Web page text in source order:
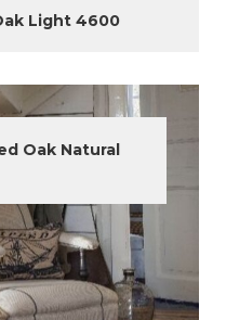
Light 4600
Oak Natural